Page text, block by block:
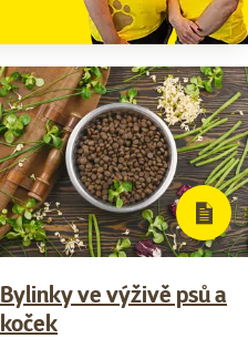
Bylinky ve výživě psů a
koček